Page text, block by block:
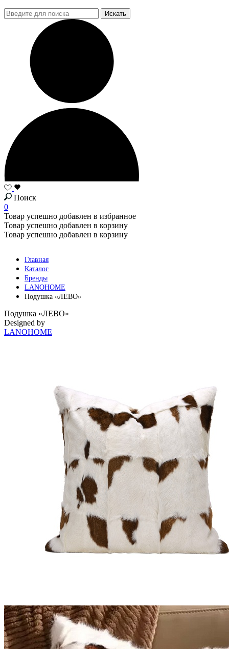
Поиск
0
Товар успешно добавлен в избранное
Товар успешно добавлен в корзину
Товар успешно добавлен в корзину
Главная
Каталог
Бренды
LANOHOME
Подушка «ЛЕВО»
Подушка «ЛЕВО»
Designed by
LANOHOME